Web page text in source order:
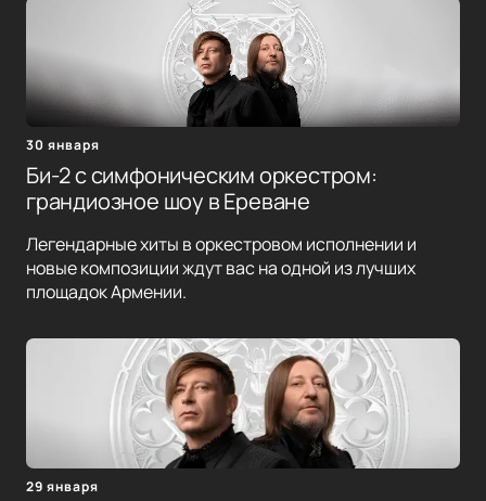
30 января
Би-2 с симфоническим оркестром:
грандиозное шоу в Ереване
Легендарные хиты в оркестровом исполнении и
новые композиции ждут вас на одной из лучших
площадок Армении.
29 января